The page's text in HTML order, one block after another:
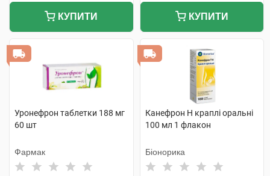
КУПИТИ КУПИТИ
Уронефрон таблетки 188 мг
60 шт
Фармак
Канефрон H краплі оральні
100 мл 1 флакон
Біонорика